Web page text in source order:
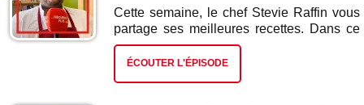
Cette semaine, le chef Stevie Raffin vous
partage ses meilleures recettes. Dans ce
troisième épisode : fondue suisse.
ÉCOUTER L'ÉPISODE